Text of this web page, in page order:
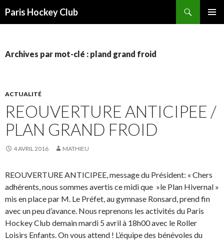
Paris Hockey Club
Archives par mot-clé : pland grand froid
ACTUALITÉ
REOUVERTURE ANTICIPEE /
PLAN GRAND FROID
4 AVRIL 2016 MATHIEU
REOUVERTURE ANTICIPEE, message du Président: « Chers
adhérents, nous sommes avertis ce midi que »le Plan Hivernal »
mis en place par M. Le Préfet, au gymnase Ronsard, prend fin
avec un peu d’avance. Nous reprenons les activités du Paris
Hockey Club demain mardi 5 avril à 18h00 avec le Roller
Loisirs Enfants. On vous attend ! L’équipe des bénévoles du